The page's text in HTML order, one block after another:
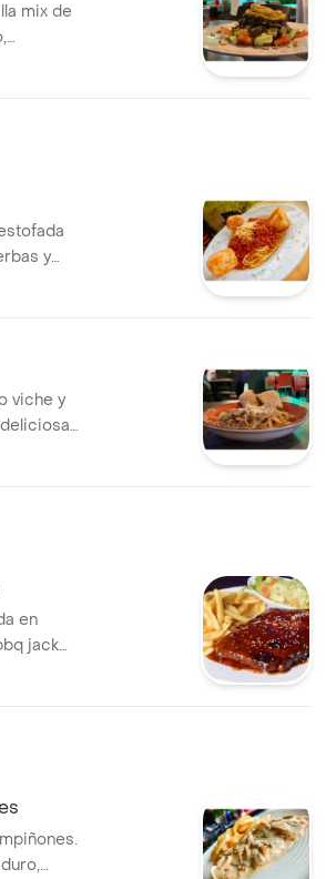
mix de
cebolla
y
y
viche y
sour
en
jack